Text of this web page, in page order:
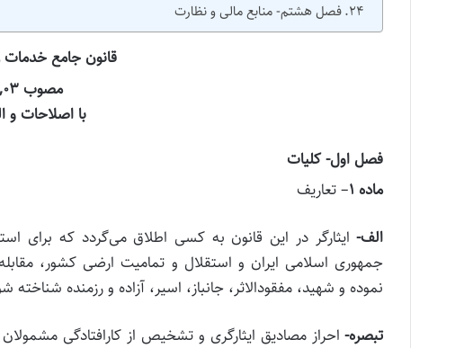
فصل هشتم‌- منابع مالی و نظارت
قانون جامع خدمات
مصوب
,۰۳
با اصلاحات و
فصل اول‌-کلیات
ماده ۱– تعاریف
الف‌- ایثارگر در این قانون به کسی اطلاق می‌گردد که برای
جمهوری اسلامی ایران و استقلال و تمامیت ارضی کشور،
نموده و شهید، مفقودالاثر، جانباز، اسیر، آزاده و رزمنده شناخته
تبصره‌- احراز مصادیق ایثارگری و تشخیص از کارافتادگی